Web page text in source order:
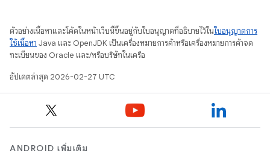
ตัวอย่างเนื้อหาและโค้ดในหน้าเว็บนี้ขึ้นอยู่กับใบอนุญาตที่อธิบายไว้ในใบอนุญาตการ
ใช้เนื้อหา Java และ OpenJDK เป็นเครื่องหมายการค้าหรือเครื่องหมายการค้าจด
ทะเบียนของ Oracle และ/หรือบริษัทในเครือ
อัปเดตล่าสุด 2026-02-27 UTC
ANDROID เพิ่มเติม